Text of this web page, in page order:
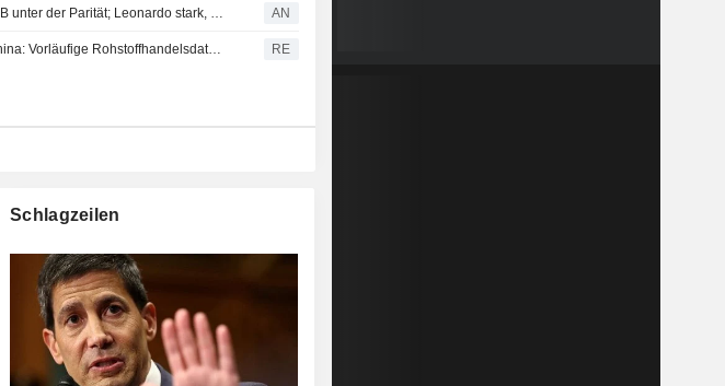
MIB unter der Parität; Leonardo stark, Stellantis unter Druck AN
China: Vorläufige Rohstoffhandelsdaten für Juli RE
Schlagzeilen